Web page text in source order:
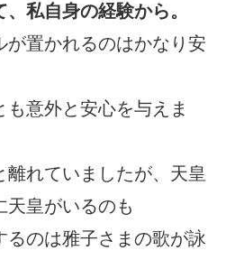
私自身の経験から。
が置かれるのはかなり安
意外と安心を与えま
離れていましたが、天皇
天皇がいるのも
るのは雅子さまの歌が詠